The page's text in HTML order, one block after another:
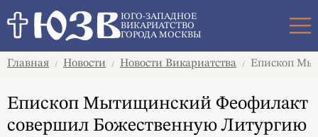
ЮГО-ЗАПАДНОЕ
ВИКАРИАТСТВО
ГОРОДА МОСКВЫ
Главная / Новости / Новости Викариатства / Епископ
Епископ Мытищинский Феофилакт
совершил Божественную Литургию